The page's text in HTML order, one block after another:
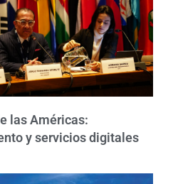
las Américas:
y servicios digitales